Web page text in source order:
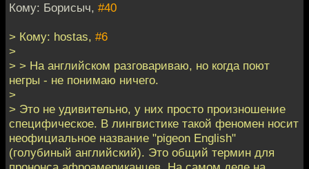
Кому: Борисыч, #40
> Кому: hostas, #6
>
> > На английском разговариваю, но когда поют
негры - не понимаю ничего.
>
> Это не удивительно, у них просто произношение
специфическое. В лингвистике такой феномен носит
неофициальное название "pigeon English"
(голубиный английский). Это общий термин для